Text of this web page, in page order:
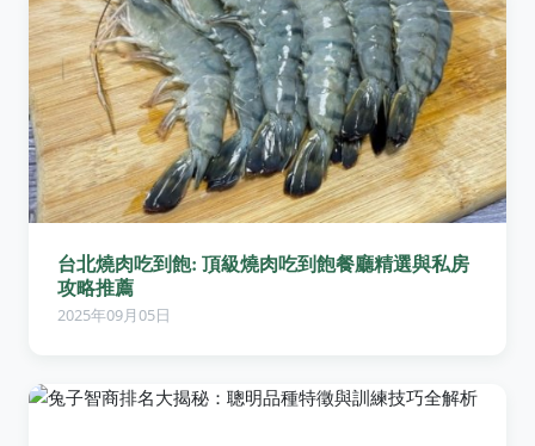
台北燒肉吃到飽: 頂級燒肉吃到飽餐廳精選與私房
攻略推薦
2025年09月05日